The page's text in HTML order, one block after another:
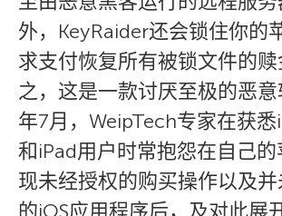
外，KeyRaider还会锁住你的
求支付恢复所有被锁文件的
之，这是一款讨厌至极的恶
年7月，WeipTech专家在获
和iPad用户时常抱怨在自己
现未经授权的购买操作以及
的iOS应用程序后，及对此展